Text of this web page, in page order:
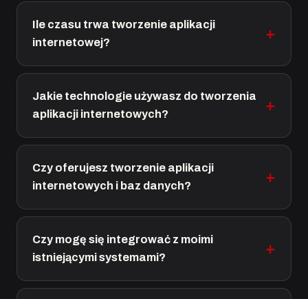
Ile czasu trwa tworzenie aplikacji
internetowej?
Jakie technologie używasz do tworzenia
aplikacji internetowych?
Czy oferujesz tworzenie aplikacji
internetowych i baz danych?
Czy mogę się integrować z moimi
istniejącymi systemami?